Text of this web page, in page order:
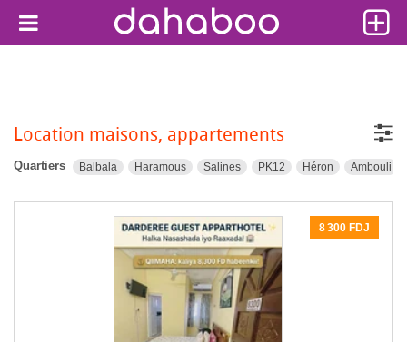
Location maisons, appartements
Quartiers Balbala Haramous Salines PK12 Héron Ambouli
8 300 FDJ